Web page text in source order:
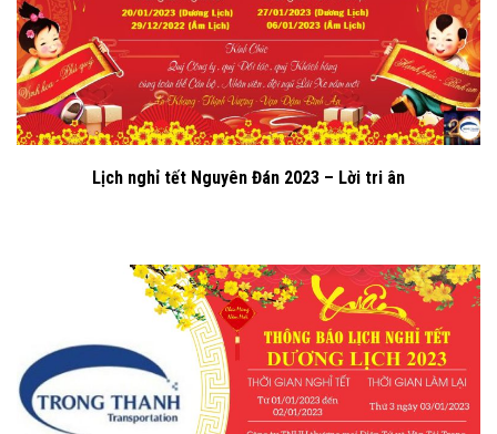
Lịch nghỉ tết Nguyên Đán 2023 – Lời tri ân